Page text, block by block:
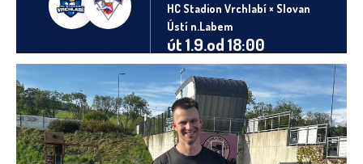
HC Stadion Vrchlabí × Slovan
Ústí n.Labem
út 1.9.od 18:00